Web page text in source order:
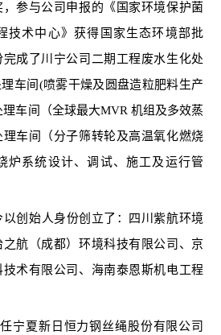
参与公司申报的《国家环境保护菌
技术中心》获得国家生态环境部批
成了川宁公司二期工程废水生化处
车间 (喷雾干燥及圆盘造粒肥料生产
车间（全球最大MVR 机组及多效蒸
车间（分子筛转轮及高温氧化燃烧
炉系统设计、调试、施工及运行管
创始人身份创立了：四川紫航环境
航（成都）环境科技有限公司、京
术有限公司、海南泰恩斯机电工程
宁夏新日恒力钢丝绳股份有限公司